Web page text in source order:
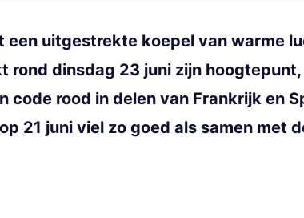
een uitgestrekte koepel van warme
dinsdag 23 juni zijn
code rood in delen van Frankrijk en
21 juni viel zo goed als samen